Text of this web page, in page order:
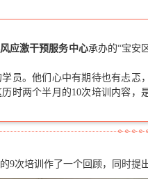
应激干预服务中心承办的“宝安
员。他们心中有期待也有忐忑
时两个半月的10次培训内容，
9次培训作了一个回顾，同时提